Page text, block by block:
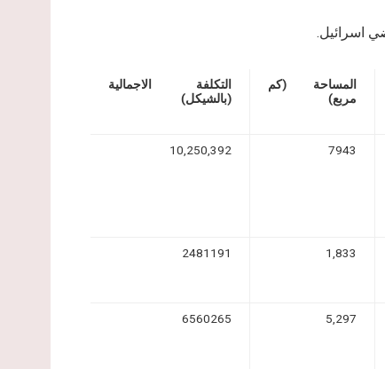
التكلفة الاجمالية
(بالشيكل)
المساحة (كم
مربع)
10,250,392 7943
2481191 1,833
6560265 5,297